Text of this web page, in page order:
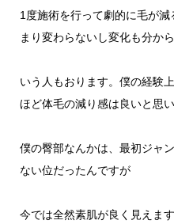
1度施術を行って劇的に毛が
まり変わらないし変化も分か
いう人もおります。僕の経験
ほど体毛の減り感は良いと思
僕の臀部なんかは、最初ジャ
ない位だったんですが
今では全然素肌が良く見えま